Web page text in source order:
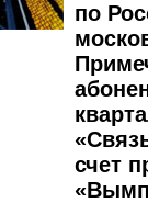
по
счет